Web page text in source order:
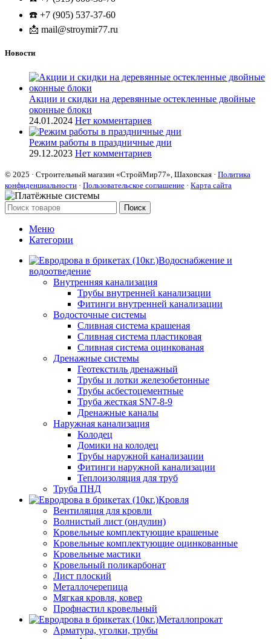
☎️ +7 (905) 537-37-60
📩 mail@stroymir77.ru
Новости
Акции и скидки на деревянные остекленные двойные
оконные блоки
24.01.2024 Нет комментариев
Режим работы в праздничные дни
29.12.2023 Нет комментариев
© 2025 · Строительный магазин «СтройМир77», Шаховская · Политика
конфиденциальности · Пользовательское соглашение · Карта сайта
Поиск
Меню
Категории
Водоснабжение и
водоотведение
Внутренняя канализация
Трубы внутренней канализации
Фитинги внутренней канализации
Водосточные системы
Сливная система крашеная
Сливная система пластиковая
Сливная система оцинкованая
Дренажные системы
Геотекстиль дренажный
Трубы и лотки железобетонные
Трубы асбестоцементные
Труба жесткая SN7-8-9
Дренажные каналы
Наружная канализация
Колодец
Домики на колодец
Трубы наружной канализации
Фитинги наружной канализации
Теплоизоляция для труб
Труба ПНД
Кровля
Вентиляция для кровли
Волнистый лист (ондулин)
Кровельные комплектующие крашеные
Кровельные комплектующие оцинкованные
Кровельные мастики
Кровельный поликарбонат
Лист плоский
Металлочерепица
Мягкая кровля, ковер
Профнастил кровельный
Металлопрокат
Арматура, уголки, трубы